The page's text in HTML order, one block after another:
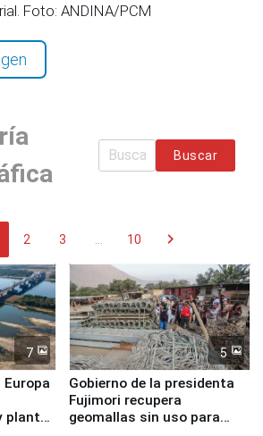
Foto: ANDINA/PCM
Buscar
2 3 10 chevron_right
7 5
Gobierno de la presidenta
Fujimori recupera
geomallas sin uso para